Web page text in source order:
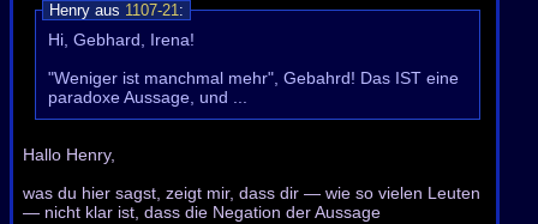
Henry aus 1107-21:
Hi, Gebhard, Irena!
"Weniger ist manchmal mehr", Gebahrd! Das IST eine
paradoxe Aussage, und ...
Hallo Henry,
was du hier sagst, zeigt mir, dass dir — wie so vielen Leuten
— nicht klar ist, dass die Negation der Aussage